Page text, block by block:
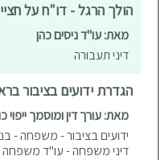
הולך הרגל - דו"ח על
מאת: עו"ד ניסים כהן
דיני תעבורה
הגדרת ידועים בציבור
מאת: עורך דין ומוסמך
ידועים בציבור - משפחה - בני
דיני משפחה - עו"ד משפחה